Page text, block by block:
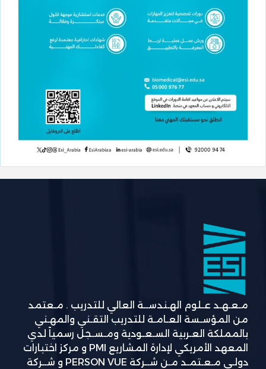
مـعـهـد عـلوم الهـندســة العالي للتدريب . مـعتمد
من المؤسـسة العـامـة للتدريب التقـني والمهـني
بالمملكة العـربية السـعـودية ومـسـجل رسمياً لدي
المعهد الأمريكي لإدارة المشاريع PMI و مركز اختبارات
دولـي مـعـتمـد مـن شــركة PERSON VUE و شــركة